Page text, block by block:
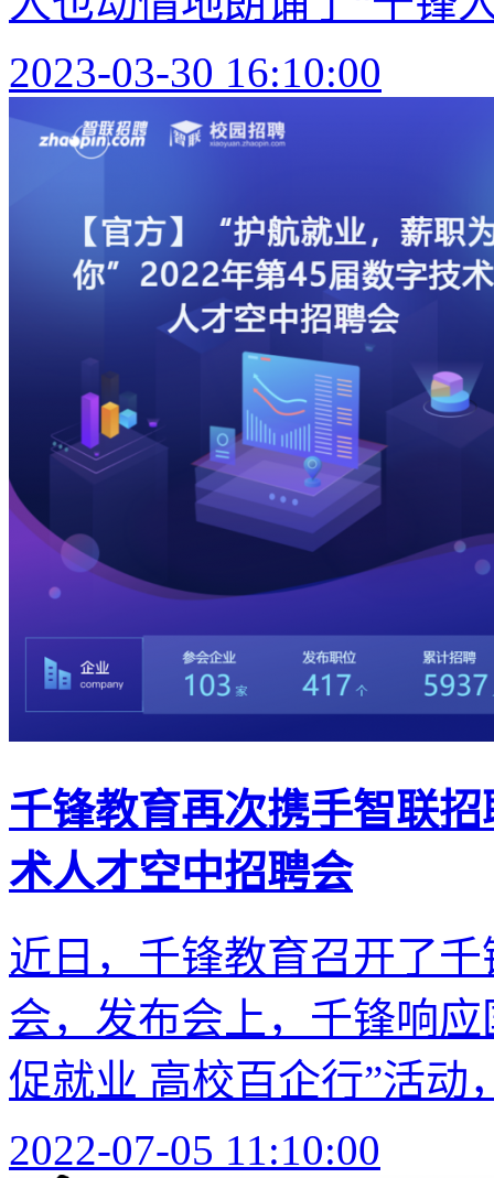
2023-03-30 16:10:00
千锋教育再次携手智联
术人才空中招聘会
近日，千锋教育召开了
会，发布会上，千锋响
促就业 高校百企行”活动
2022-07-05 11:10:00